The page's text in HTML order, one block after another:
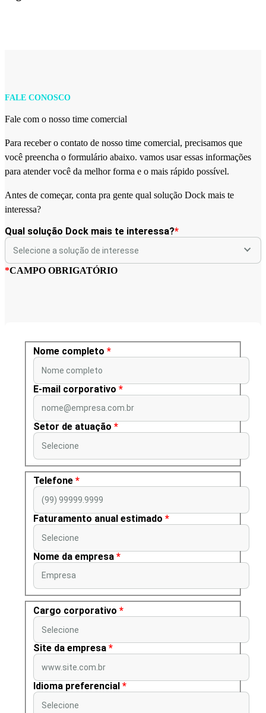
FALE CONOSCO
Fale com o nosso time comercial
Para receber o contato de nosso time comercial, precisamos que
você preencha o formulário abaixo. vamos usar essas informações
para atender você da melhor forma e o mais rápido possível.
Antes de começar, conta pra gente qual solução Dock mais te
interessa?
Qual solução Dock mais te interessa?*
*CAMPO OBRIGATÓRIO
Nome completo *
Nome completo
E-mail corporativo *
nome@empresa.com.br
Setor de atuação *
Selecione
Telefone *
(99) 99999.9999
Faturamento anual estimado *
Selecione
Nome da empresa *
Empresa
Cargo corporativo *
Selecione
Site da empresa *
www.site.com.br
Idioma preferencial *
Selecione